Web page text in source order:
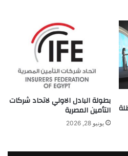
بطولة البادل الاولي لاتحاد شركات
التأمين المصرية
يونيو 28, 2026